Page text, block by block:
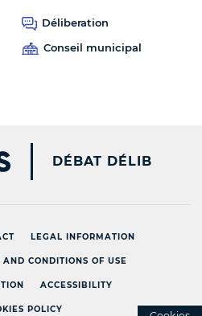
Déliberation
Conseil municipal
PARIS.FR [NEW
DÉBAT DÉLIB
LEGAL INFORMATION
CONDITIONS OF USE
ACCESSIBILITY
POLICY